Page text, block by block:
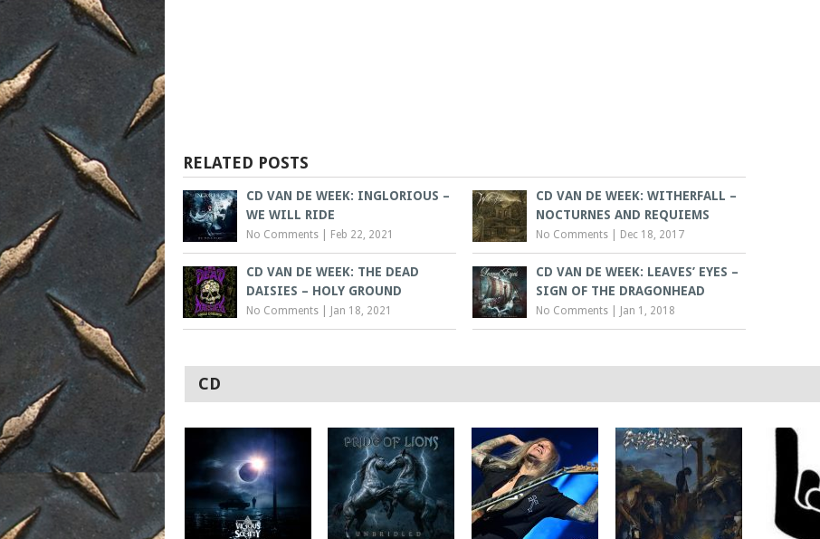
RELATED POSTS
CD VAN DE WEEK: INGLORIOUS –
WE WILL RIDE
No Comments Feb 22, 2021
CD VAN DE WEEK: WITHERFALL –
NOCTURNES AND REQUIEMS
No Comments Dec 18, 2017
CD VAN DE WEEK: THE DEAD
DAISIES – HOLY GROUND
No Comments Jan 18, 2021
CD VAN DE WEEK: LEAVES’ EYES –
SIGN OF THE DRAGONHEAD
No Comments Jan 1, 2018
CD